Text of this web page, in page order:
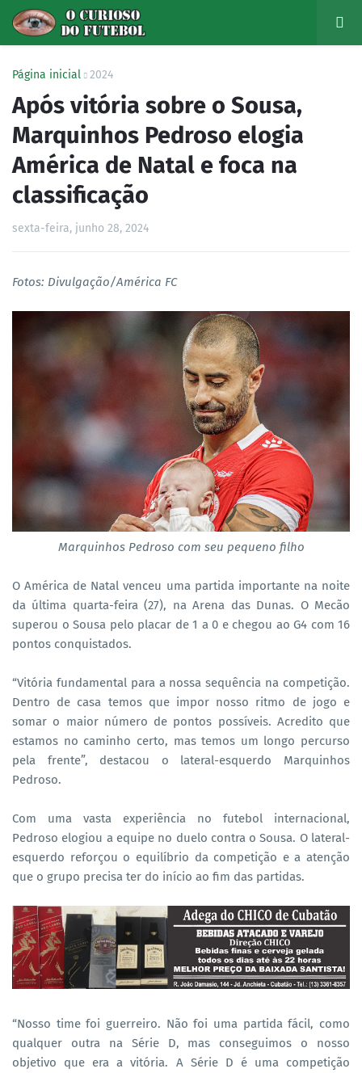
Página inicial 2024
Após vitória sobre o Sousa,
Marquinhos Pedroso elogia
América de Natal e foca na
classificação
sexta-feira, junho 28, 2024
Fotos: Divulgação/América FC
Marquinhos Pedroso com seu pequeno filho
O América de Natal venceu uma partida importante na noite
da última quarta-feira (27), na Arena das Dunas. O Mecão
superou o Sousa pelo placar de 1 a 0 e chegou ao G4 com 16
pontos conquistados.
“Vitória fundamental para a nossa sequência na competição.
Dentro de casa temos que impor nosso ritmo de jogo e
somar o maior número de pontos possíveis. Acredito que
estamos no caminho certo, mas temos um longo percurso
pela frente”, destacou o lateral-esquerdo Marquinhos
Pedroso.
Com uma vasta experiência no futebol internacional,
Pedroso elogiou a equipe no duelo contra o Sousa. O lateral-
esquerdo reforçou o equilíbrio da competição e a atenção
que o grupo precisa ter do início ao fim das partidas.
“Nosso time foi guerreiro. Não foi uma partida fácil, como
qualquer outra na Série D, mas conseguimos o nosso
objetivo que era a vitória. A Série D é uma competição